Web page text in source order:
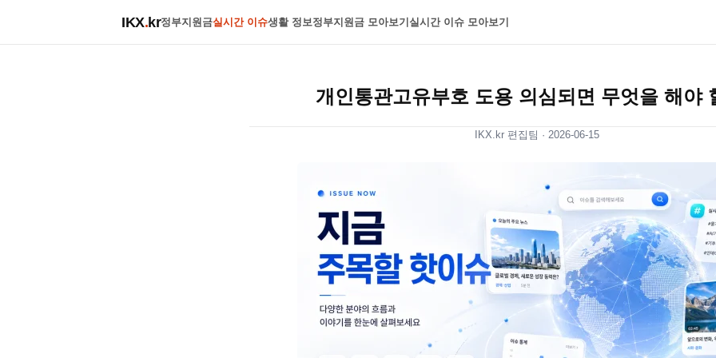
IKX.kr정부지원금실시간 이슈생활 정보정부지원금 모아보기 실시간 이슈 모아보기
개인통관고유부호 도용 의심되면 무엇을 해야
IKX.kr 편집팀 · 2026-06-15